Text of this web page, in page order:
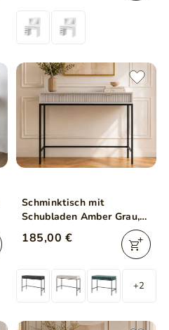
Schminktisch mit
Schubladen Amber Grau,
Schwarz Frame
185,00 €
+2